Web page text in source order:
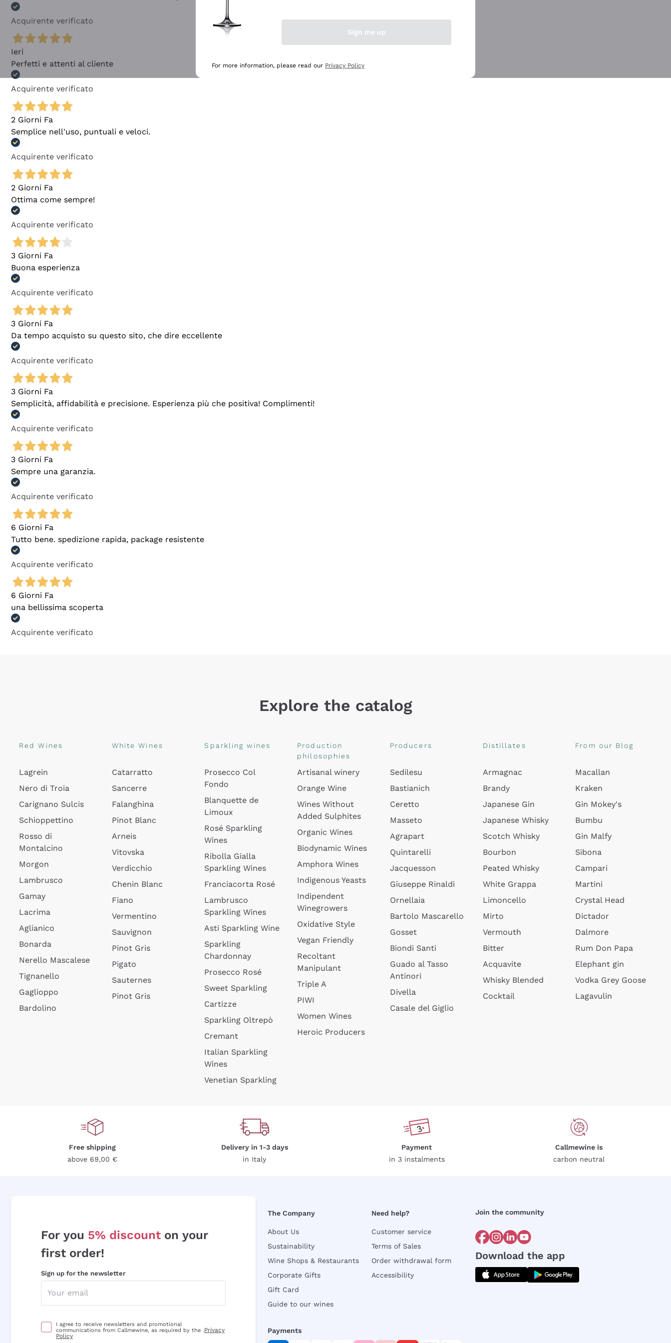
Acquirente verificato
Ieri
Perfetti e attenti al cliente
Acquirente verificato
2 Giorni Fa
Semplice nell'uso, puntuali e veloci.
Acquirente verificato
2 Giorni Fa
Ottima come sempre!
Acquirente verificato
3 Giorni Fa
Buona esperienza
Acquirente verificato
3 Giorni Fa
Da tempo acquisto su questo sito, che dire eccellente
Acquirente verificato
3 Giorni Fa
Semplicità, affidabilità e precisione. Esperienza più che positiva! Complimenti!
Acquirente verificato
3 Giorni Fa
Sempre una garanzia.
Acquirente verificato
6 Giorni Fa
Tutto bene. spedizione rapida, package resistente
Acquirente verificato
6 Giorni Fa
una bellissima scoperta
Acquirente verificato
Explore the catalog
Red Wines
Lagrein
Nero di Troia
Carignano Sulcis
Schioppettino
Rosso di
Montalcino
Morgon
Lambrusco
Gamay
Lacrima
Aglianico
Bonarda
Nerello Mascalese
Tignanello
Gaglioppo
Bardolino
White Wines
Catarratto
Sancerre
Falanghina
Pinot Blanc
Arneis
Vitovska
Verdicchio
Chenin Blanc
Fiano
Vermentino
Sauvignon
Pinot Gris
Pigato
Sauternes
Pinot Gris
Sparkling wines
Prosecco Col
Fondo
Blanquette de
Limoux
Rosé Sparkling
Wines
Ribolla Gialla
Sparkling Wines
Franciacorta Rosé
Lambrusco
Sparkling Wines
Asti Sparkling Wine
Sparkling
Chardonnay
Prosecco Rosé
Sweet Sparkling
Cartizze
Sparkling Oltrepò
Cremant
Italian Sparkling
Wines
Venetian Sparkling
Production
philosophies
Artisanal winery
Orange Wine
Wines Without
Added Sulphites
Organic Wines
Biodynamic Wines
Amphora Wines
Indigenous Yeasts
Indipendent
Winegrowers
Oxidative Style
Vegan Friendly
Recoltant
Manipulant
Triple A
PIWI
Women Wines
Heroic Producers
Producers
Sedilesu
Bastianich
Ceretto
Masseto
Agrapart
Quintarelli
Jacquesson
Giuseppe Rinaldi
Ornellaia
Bartolo Mascarello
Gosset
Biondi Santi
Guado al Tasso
Antinori
Divella
Casale del Giglio
Distillates
Armagnac
Brandy
Japanese Gin
Japanese Whisky
Scotch Whisky
Bourbon
Peated Whisky
White Grappa
Limoncello
Mirto
Vermouth
Bitter
Acquavite
Whisky Blended
Cocktail
From our Blog
Macallan
Kraken
Gin Mokey's
Bumbu
Gin Malfy
Sibona
Campari
Martini
Crystal Head
Dictador
Dalmore
Rum Don Papa
Elephant gin
Vodka Grey Goose
Lagavulin
Free shipping
above 69,00 €
Delivery in 1-3 days
in Italy
Payment
in 3 instalments
Callmewine is
carbon neutral
For you 5% discount on your
first order!
Sign up for the newsletter
I agree to receive newsletters and promotional
communications from Callmewine, as required by the .Privacy
Policy
The Company
About Us
Sustainability
Wine Shops & Restaurants
Corporate Gifts
Gift Card
Guide to our wines
Need help?
Customer service
Terms of Sales
Order withdrawal form
Accessibility
Join the community
Download the app
Payments
Sign me up
For more information, please read our Privacy Policy